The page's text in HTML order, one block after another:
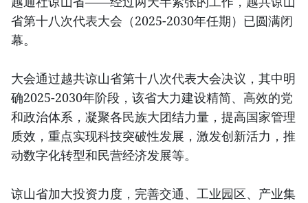
省第十八次代表大会（2025-2030年任期）已圆满闭
幕。
大会通过越共谅山省第十八次代表大会决议，其中明
确2025-2030年阶段，该省大力建设精简、高效的党
和政治体系，凝聚各民族大团结力量，提高国家管理
质效，重点实现科技突破性发展，激发创新活力，推
动数字化转型和民营经济发展等。
谅山省加大投资力度，完善交通、工业园区、产业集